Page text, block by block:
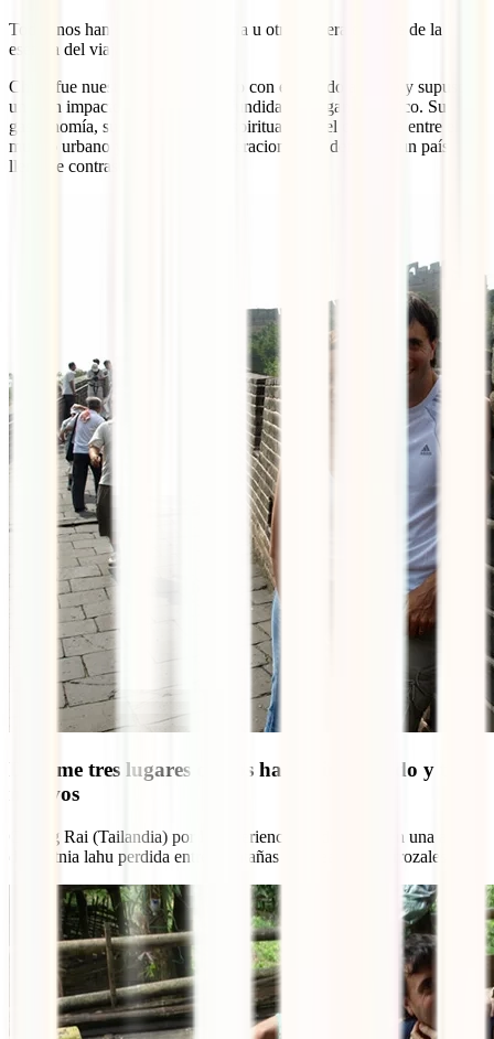
Todos nos han sorprendido de una u otra manera es parte de la
esencia del viajar.
China fue nuestro primer contacto con el mundo asiático y supuso
un gran impacto conocer en profundidad el gigante asiático. Su
gastronomía, sus mercados, su espiritualidad, el contraste entre el
mundo urbano y rural, las aglomeraciones, en definitiva un país
lleno de contrastes.
Decirme tres lugares que os hayan impactado y tres
motivos
Chiang Rai (Tailandia) por la experiencia de despertar en una aldea
de la etnia lahu perdida entre montañas y rodeados de arrozales.